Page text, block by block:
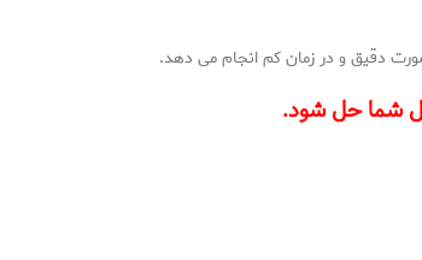
دقیق و در زمان کم انجام می دهد.
شما حل شود.